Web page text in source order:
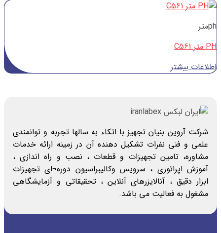
phمتر
PH متر C561
اطلاعات بیشتر
شرکت آروین بنیان تجهیز با اتکاء به سالها تجربه و توانمندی
علمی و فنی نفرات تشکیل دهنده آن در زمینه ارائه خدمات
مشاوره، تامین تجهیزات و قطعات ، نصب و راه اندازی ،
آموزش اپراتوری ، سرویس وکالیبراسیون دوره¬ای تجهیزات
ابزار دقیق ، آنالایزرهای آنلاین ، تحقیقاتی و آزمایشگاهی
مشغول به فعالیت می باشد.